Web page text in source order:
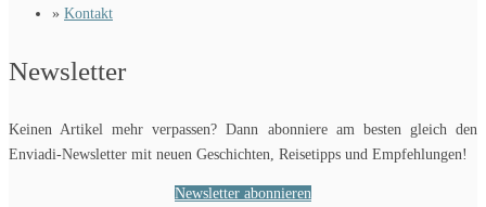
» Kontakt
Newsletter
Keinen Artikel mehr verpassen? Dann abonniere am besten gleich den
Enviadi-Newsletter mit neuen Geschichten, Reisetipps und Empfehlungen!
Newsletter abonnieren